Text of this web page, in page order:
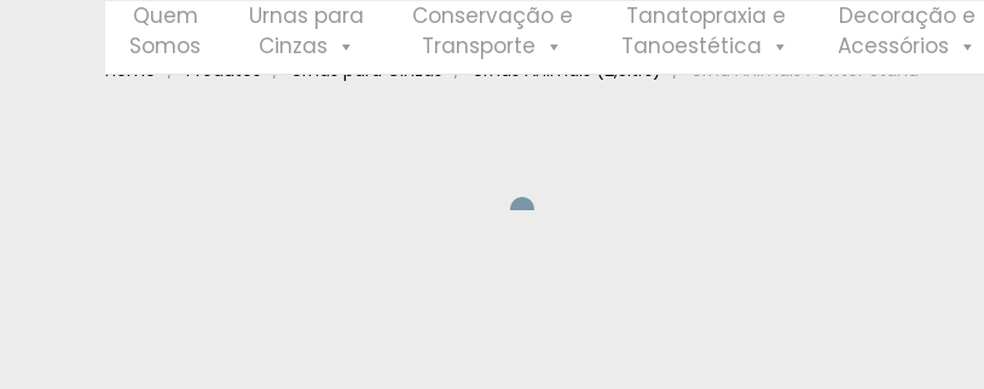
Quem
Somos
Urnas para
Cinzas
Conservação e
Transporte
Tanatopraxia e
Tanoestética
Decoração e
Acessórios
Home Produtos Urnas para Cinzas Urnas Animais (2,5ltrs) Urna Animais Pewter Stand